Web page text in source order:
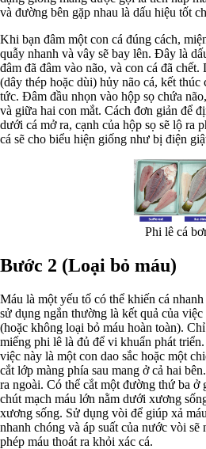
và đường bên gặp nhau là dấu hiệu tốt
Khi bạn đâm một con cá đúng cách,
quẫy nhanh và vây sẽ bay lên. Đây là
đâm đã đâm vào não, và con cá đã
(dây thép hoặc dùi) hủy não cá, kết thúc
tức. Đâm đầu nhọn vào hộp sọ chứa
và giữa hai con mắt. Cách đơn giản để
dưới cá mở ra, cạnh của hộp sọ sẽ lộ ra
cá sẽ cho biểu hiện giống như bị điện
Phi lê cá
Bước 2 (Loại bỏ máu)
Máu là một yếu tố có thể khiến cá
sử dụng ngắn thường là kết quả của
(hoặc không loại bỏ máu hoàn toàn).
miếng phi lê là đủ để vi khuẩn phát
việc này là một con dao sắc hoặc một
cắt lớp màng phía sau mang ở cả hai
ra ngoài. Có thể cắt một đường thứ ba
chút mạch máu lớn nằm dưới xương
xương sống. Sử dụng vòi để giúp xả
nhanh chóng và áp suất của nước vòi sẽ
phép máu thoát ra khỏi xác cá.